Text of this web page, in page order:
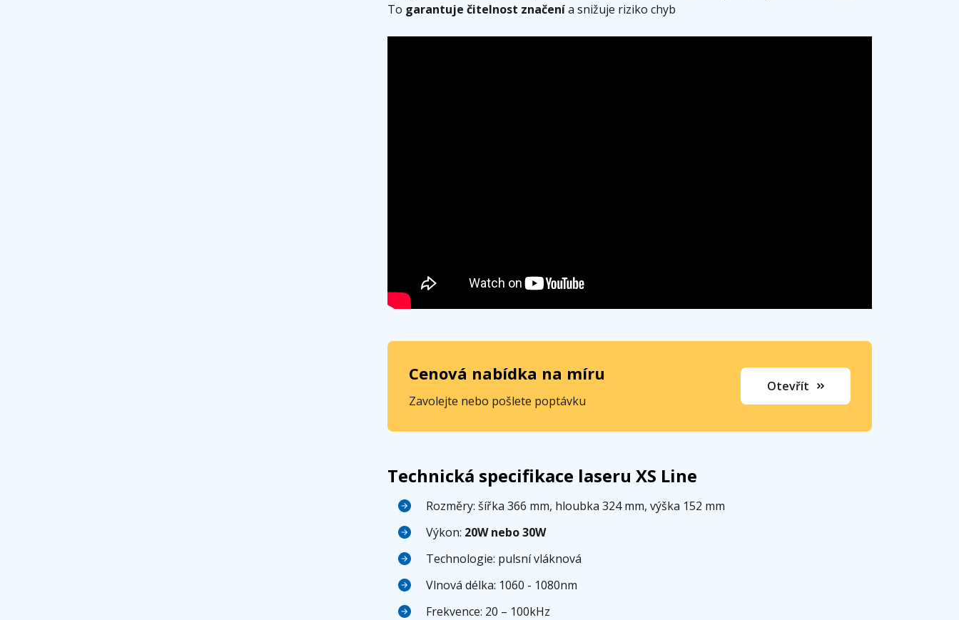
To garantuje čitelnost značenía snižuje riziko chyb
Cenová nabídka na míru
Zavolejte nebo pošlete poptávku
Otevřít
Technická specifikace laseru XS Line
Rozměry: šířka 366 mm, hloubka 324 mm, výška 152 mm
Výkon: 20W nebo 30W
Technologie: pulsní vláknová
Vlnová délka: 1060 - 1080nm
Frekvence: 20 – 100kHz